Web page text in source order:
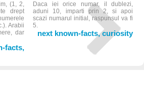
(1, 2,
drept
Arabii
dar
Daca iei orice numar, il dublezi,
aduni 10, imparti prin 2, si apoi
scazi numarul initial, raspunsul va fi
5.
next known-facts, curiosity